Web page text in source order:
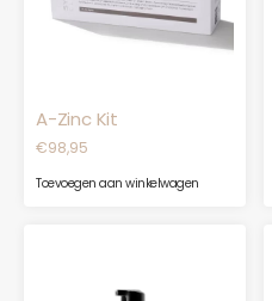
A-Zinc Kit
€98,95
Toevoegen aan winkelwagen